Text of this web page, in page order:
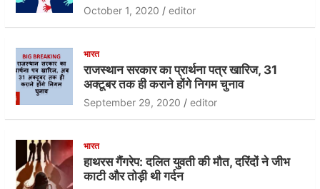
October 1, 2020 editor
भारत
राजस्थान सरकार का प्रार्थना पत्र खारिज, 31
अक्टूबर तक ही कराने होंगे निगम चुनाव
September 29, 2020 editor
भारत
हाथरस गैंगरेप: दलित युवती की मौत, दरिंदों ने जीभ
काटी और तोड़ी थी गर्दन